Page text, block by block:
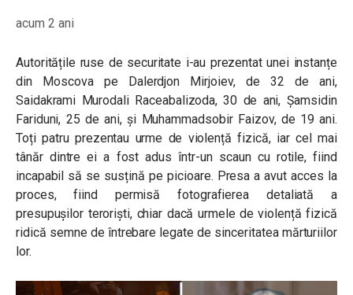
acum 2 ani
Autoritățile ruse de securitate i-au prezentat unei instanțe
din Moscova pe Dalerdjon Mirjoiev, de 32 de ani,
Saidakrami Murodali Raceabalizoda, 30 de ani, Șamsidin
Fariduni, 25 de ani, și Muhammadsobir Faizov, de 19 ani.
Toți patru prezentau urme de violență fizică, iar cel mai
tânăr dintre ei a fost adus într-un scaun cu rotile, fiind
incapabil să se susțină pe picioare. Presa a avut acces la
proces, fiind permisă fotografierea detaliată a
presupușilor teroriști, chiar dacă urmele de violență fizică
ridică semne de întrebare legate de sinceritatea mărturiilor
lor.